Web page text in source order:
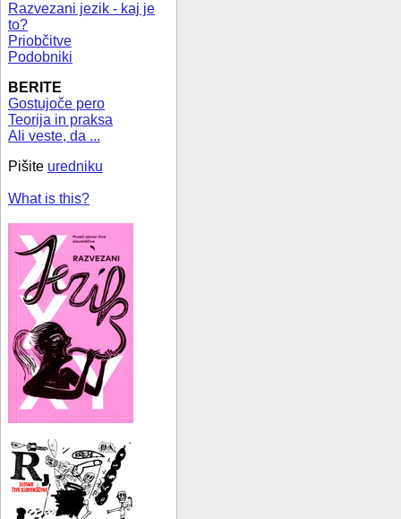
Razvezani jezik - kaj je
to?
Priobčitve
Podobniki
BERITE
Gostujoče pero
Teorija in praksa
Ali veste, da ...
Pišite uredniku
What is this?